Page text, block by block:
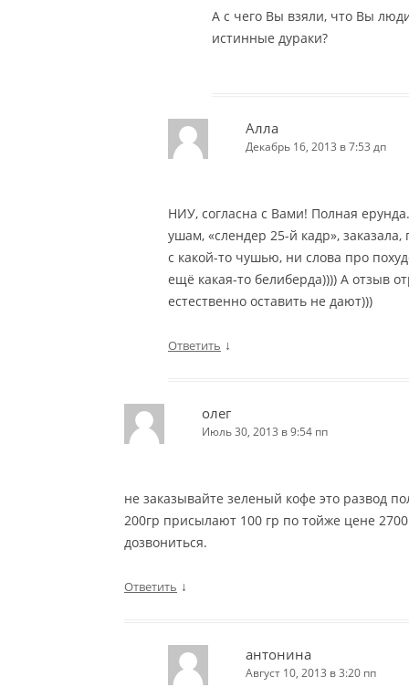
А с чего Вы взяли, что Вы
истинные дураки?
Алла
Декабрь 16, 2013 в 7:53 дп
НИУ, согласна с Вами! Полная
ушам, «слендер 25-й кадр»,
с какой-то чушью, ни слова про
ещё какая-то белиберда)))) А отзыв
естественно оставить не дают)))
Ответить ↓
олег
Июль 30, 2013 в 9:54 пп
не заказывайте зеленый кофе это развод
200гр присылают 100 гр по тойже цене
дозвониться.
Ответить ↓
антонина
Август 10, 2013 в 3:20 пп